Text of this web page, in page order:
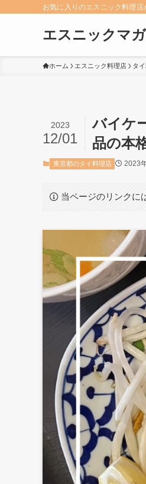
お気に入りのエスニック料理
エスニックマ
ホーム エスニック料理店 タ
バイケ
品の本
2023
12/01
東京都のタイ料理店 2023
当ページのリンクに